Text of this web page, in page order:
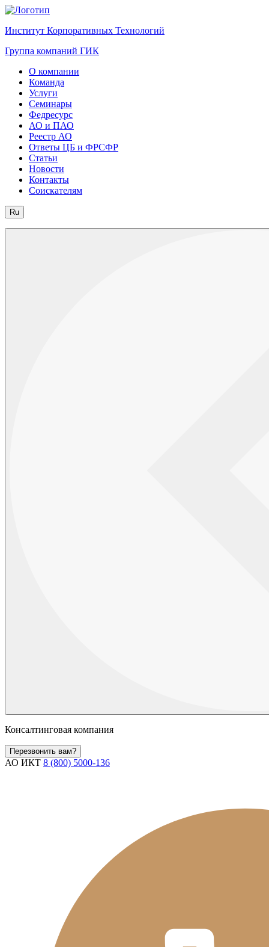
Институт Корпоративных Технологий
Группа компаний ГИК
О компании
Команда
Услуги
Семинары
Федресурс
АО и ПАО
Реестр АО
Ответы ЦБ и ФРСФР
Статьи
Новости
Контакты
Соискателям
Ru
Консалтинговая компания
Перезвонить вам?
АО ИКТ 8 (800) 5000-136